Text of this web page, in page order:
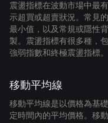
震盪指標在波動市場中最
示超買或超賣狀況。常見
最小值，以及常規或隱性
製。震盪指標有很多種，
強弱指數和終極震盪指標。
移動平均線
移動平均線是以價格為基
定時間內的平均價格。移